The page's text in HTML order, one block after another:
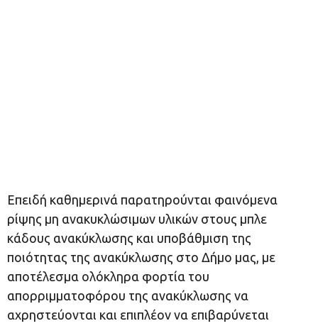
Επειδή καθημερινά παρατηρούνται φαινόμενα
ρίψης μη ανακυκλώσιμων υλικών στους μπλε
κάδους ανακύκλωσης και υποβάθμιση της
ποιότητας της ανακύκλωσης στο Δήμο μας, με
αποτέλεσμα ολόκληρα φορτία του
απορριμματοφόρου της ανακύκλωσης να
αχρηστεύονται και επιπλέον να επιβαρύνεται